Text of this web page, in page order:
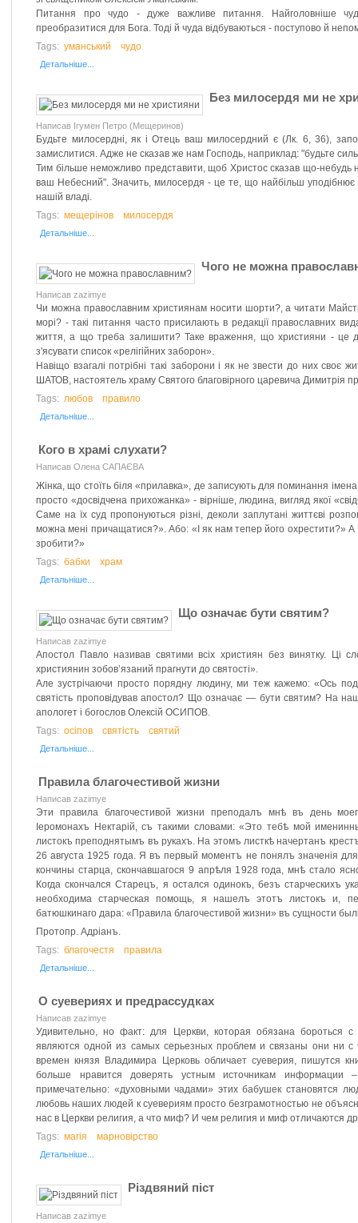
Питання про чудо - дуже важливе питання. Найголовніше
преобразитися для Бога. Тоді й чуда відбуваються - поступово й
Tags: уманський чудо
Детальніше...
Без милосердя ми не
Написав Ігумен Петро (Мещеринов)
Будьте милосердні, як і Отець ваш милосердний є (Лк. 6, 36),
замислитися. Адже не сказав же нам Господь, наприклад: "будьте
Тим більше неможливо представити, щоб Христос сказав що-небудь
ваш Небесний". Значить, милосердя - це те, що найбільш уподібнює
нашій владі.
Tags: мещерінов милосердя
Детальніше...
Чого не можна
Написав zazimye
Чи можна православним християнам носити шорти?, а читати
морі? - такі питання часто присилають в редакції православних
життя, а що треба залишити? Таке враження, що християни - це
з'ясувати список «релігійних заборон».
Навіщо взагалі потрібні такі заборони і як не звести до них своє
ШАТОВ, настоятель храму Святого благовірного царевича Димитрія
Tags: любов правило
Детальніше...
Кого в храмі слухати?
Написав Олена САПАЄВА
Жінка, що стоїть біля «прилавка», де записують для поминання
просто «досвідчена прихожанка» - вірніше, людина, вигляд якої
Саме на їх суд пропонуються різні, деколи заплутані життєві
можна мені причащатися?». Або: «І як нам тепер його охрестити?»
зробити?»
Tags: бабки храм
Детальніше...
Що означає бути святим?
Написав zazimye
Апостол Павло називав святими всіх християн без винятку. Ці
християнин зобов’язаний прагнути до святості».
Але зустрічаючи просто порядну людину, ми теж кажемо: «Ось
святість проповідував апостол? Що означає — бути святим? На
апологет і богослов Олексій ОСИПОВ.
Tags: осіпов святість святий
Детальніше...
Правила благочестивой жизни
Написав zazimye
Эти правила благочестивой жизни преподалъ мнѣ въ день
Іеромонахъ Нектарій, съ такими словами: «Это тебѣ мой
листокъ преподнятымъ въ рукахъ. На этомъ листкѣ начертанъ
26 августа 1925 года. Я въ первый моментъ не понялъ значенія
кончины старца, скончавшагося 9 апрѣля 1928 года, мнѣ стало
Когда скончался Старецъ, я остался одинокъ, безъ старческихъ
необходима старческая помощь, я нашелъ этотъ листокъ и,
батюшкинаго дара: «Правила благочестивой жизни» въ сущности
Протопр. Адріанъ.
Tags: благочестя правила
Детальніше...
О суевериях и предрассудках
Написав zazimye
Удивительно, но факт: для Церкви, которая обязана бороться с
являются одной из самых серьезных проблем и связаны они ни
времен князя Владимира Церковь обличает суеверия, пишутся
больше нравится доверять устным источникам
примечательно: «духовными чадами» этих бабушек становятся
любовь наших людей к суевериям просто безграмотностью не
нас в Церкви религия, а что миф? И чем религия и миф отличаются
Tags: магія марновірство
Детальніше...
Різдвяний піст
Написав zazimye